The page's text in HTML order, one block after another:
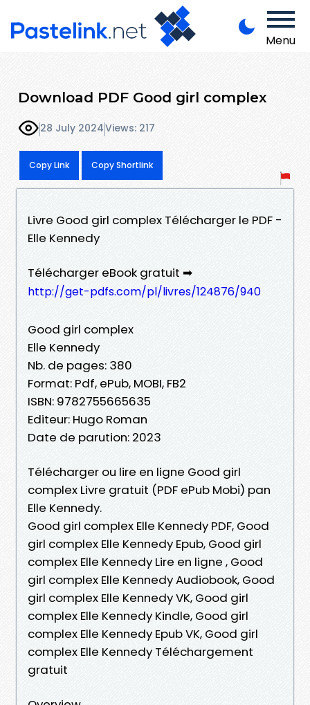
Menu
Download PDF Good girl complex
28 July 2024Views: 217
Copy Link Copy Shortlink
Livre Good girl complex Télécharger le PDF -
Elle Kennedy
Télécharger eBook gratuit ➡
http://get-pdfs.com/pl/livres/124876/940
Good girl complex
Elle Kennedy
Nb. de pages: 380
Format: Pdf, ePub, MOBI, FB2
ISBN: 9782755665635
Editeur: Hugo Roman
Date de parution: 2023
Télécharger ou lire en ligne Good girl
complex Livre gratuit (PDF ePub Mobi) pan
Elle Kennedy.
Good girl complex Elle Kennedy PDF, Good
girl complex Elle Kennedy Epub, Good girl
complex Elle Kennedy Lire en ligne , Good
girl complex Elle Kennedy Audiobook, Good
girl complex Elle Kennedy VK, Good girl
complex Elle Kennedy Kindle, Good girl
complex Elle Kennedy Epub VK, Good girl
complex Elle Kennedy Téléchargement
gratuit